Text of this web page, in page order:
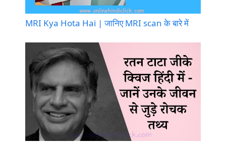
MRI Kya Hota Hai | जानिए MRI scan के बारे में